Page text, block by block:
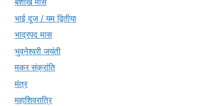
बैशाख मास
भाई दूज / यम द्वितीया
भाद्रपद मास
भुवनेश्वरी जयंती
मकर संक्रांति
मंत्र
महाशिवरात्रि